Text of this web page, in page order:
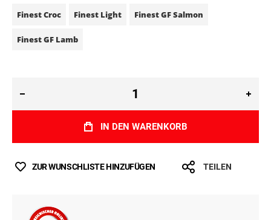
Finest Croc Finest Light Finest GF Salmon
Finest GF Lamb
IN DEN WARENKORB
ZUR WUNSCHLISTE HINZUFÜGEN TEILEN